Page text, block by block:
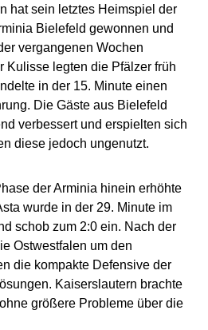
hat sein letztes Heimspiel der
Bielefeld gewonnen und
vergangenen Wochen
Kulisse legten die Pfälzer früh
in der 15. Minute einen
Die Gäste aus Bielefeld
verbessert und erspielten sich
diese jedoch ungenutzt.
der Arminia hinein erhöhte
wurde in der 29. Minute im
schob zum 2:0 ein. Nach der
Ostwestfalen um den
die kompakte Defensive der
Kaiserslautern brachte
größere Probleme über die